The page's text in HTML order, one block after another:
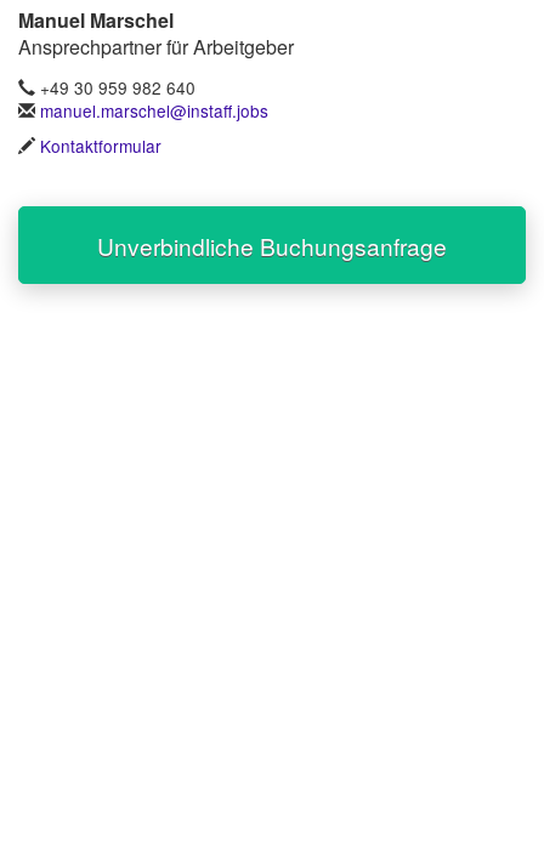
Manuel Marschel
Ansprechpartner für Arbeitgeber
+49 30 959 982 640
manuel.marschel@instaff.jobs
Kontaktformular
Unverbindliche Buchungsanfrage